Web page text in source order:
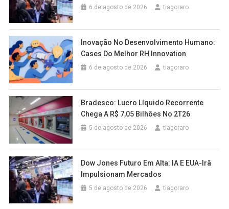
6 de agosto de 2026 tiagoraro
Inovação No Desenvolvimento Humano:
Cases Do Melhor RH Innovation
6 de agosto de 2026 tiagoraro
Bradesco: Lucro Líquido Recorrente
Chega A R$ 7,05 Bilhões No 2T26
5 de agosto de 2026 tiagoraro
Dow Jones Futuro Em Alta: IA E EUA-Irã
Impulsionam Mercados
5 de agosto de 2026 tiagoraro